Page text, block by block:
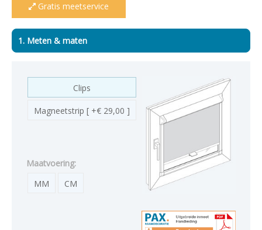
Gratis meetservice
1. Meten & maten
Clips
Magneetstrip [ +€ 29,00 ]
Maatvoering:
MM
CM